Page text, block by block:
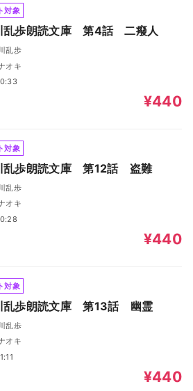
対象
乱歩朗読文庫 第4話 二癈人
乱歩
オキ
¥440
対象
乱歩朗読文庫 第12話 盗難
乱歩
オキ
¥440
対象
乱歩朗読文庫 第13話 幽霊
乱歩
オキ
¥440